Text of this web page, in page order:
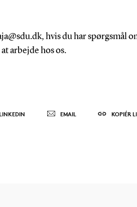
hvis du har spørgsmål
arbejde hos os.
EMAIL KOPIÉR